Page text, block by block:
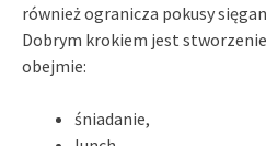
również ogranicza pokusy
Dobrym krokiem jest
obejmie:
śniadanie,